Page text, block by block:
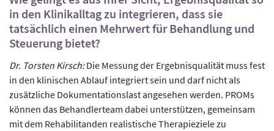
in den Klinikalltag zu integrieren, dass sie
tatsächlich einen Mehrwert für Behandlung und
Steuerung bietet?
Dr. Torsten Kirsch:Die Messung der Ergebnisqualität muss fest
in den klinischen Ablauf integriert sein und darf nicht als
zusätzliche Dokumentationslast angesehen werden. PROMs
können das Behandlerteam dabei unterstützen, gemeinsam
mit dem Rehabilitanden realistische Therapieziele zu